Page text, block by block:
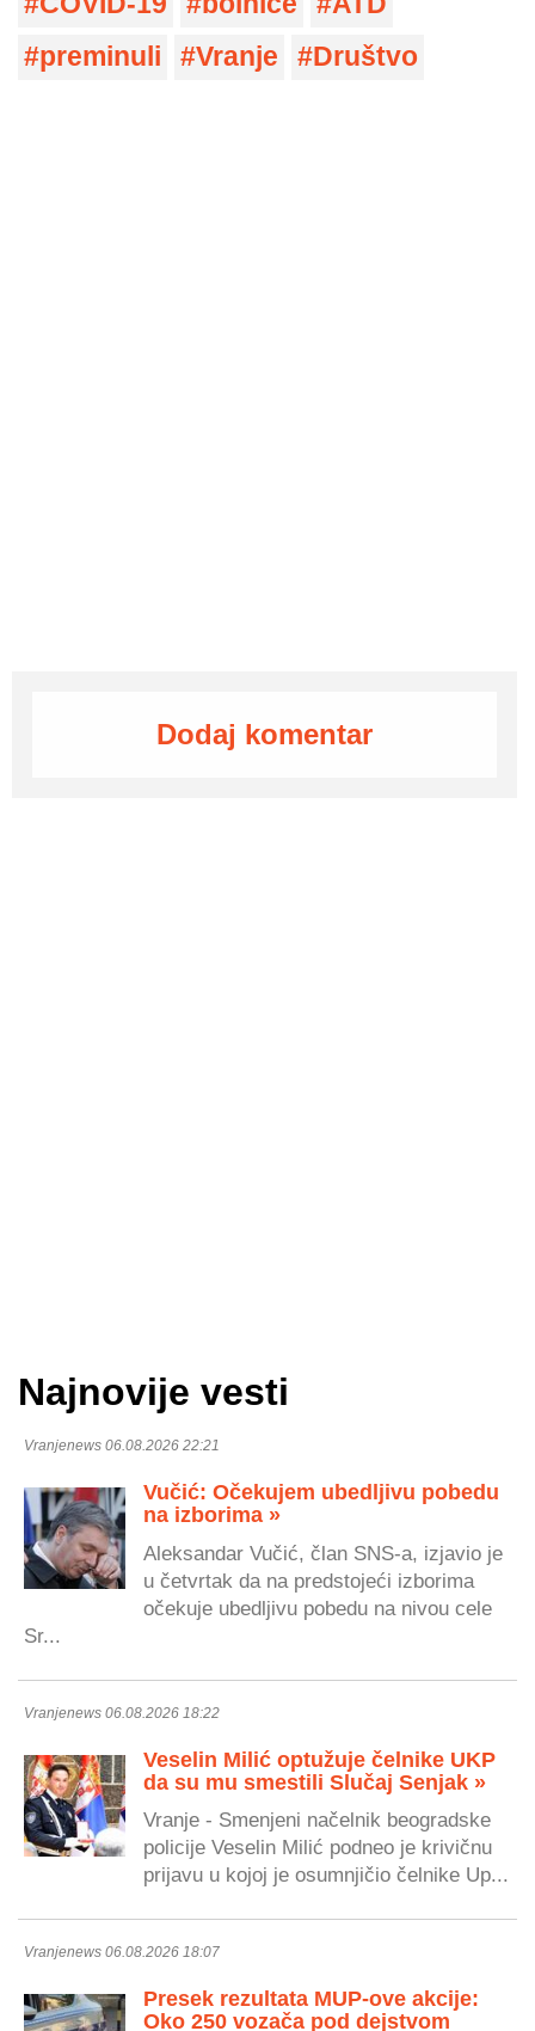
preminuli
Vranje Društvo
Dodaj komentar
Najnovije vesti
Vranjenews 06.08.2026 22:21
Vučić: Očekujem ubedljivu pobedu
na izborima »
Aleksandar Vučić, član SNS-a, izjavio je
u četvrtak da na predstojeći izborima
očekuje ubedljivu pobedu na nivou cele
Sr...
Vranjenews 06.08.2026 18:22
Veselin Milić optužuje čelnike UKP
da su mu smestili Slučaj Senjak »
Vranje - Smenjeni načelnik beogradske
policije Veselin Milić podneo je krivičnu
prijavu u kojoj je osumnjičio čelnike Up...
Vranjenews 06.08.2026 18:07
Presek rezultata MUP-ove akcije:
Oko 250 vozača pod dejstvom